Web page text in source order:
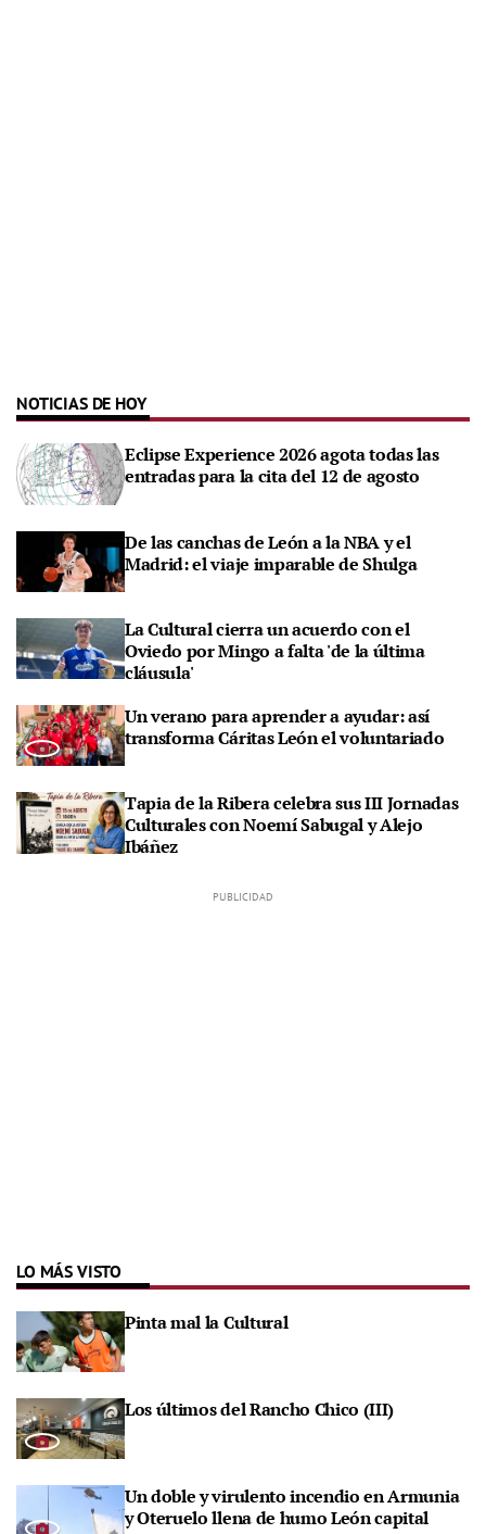
NOTICIAS DE HOY
Eclipse Experience 2026 agota todas las
entradas para la cita del 12 de agosto
De las canchas de León a la NBA y el
Madrid: el viaje imparable de Shulga
La Cultural cierra un acuerdo con el
Oviedo por Mingo a falta 'de la última
cláusula'
Un verano para aprender a ayudar: así
transforma Cáritas León el voluntariado
Tapia de la Ribera celebra sus III Jornadas
Culturales con Noemí Sabugal y Alejo
Ibáñez
LO MÁS VISTO
Pinta mal la Cultural
Los últimos del Rancho Chico (III)
Un doble y virulento incendio en Armunia
y Oteruelo llena de humo León capital